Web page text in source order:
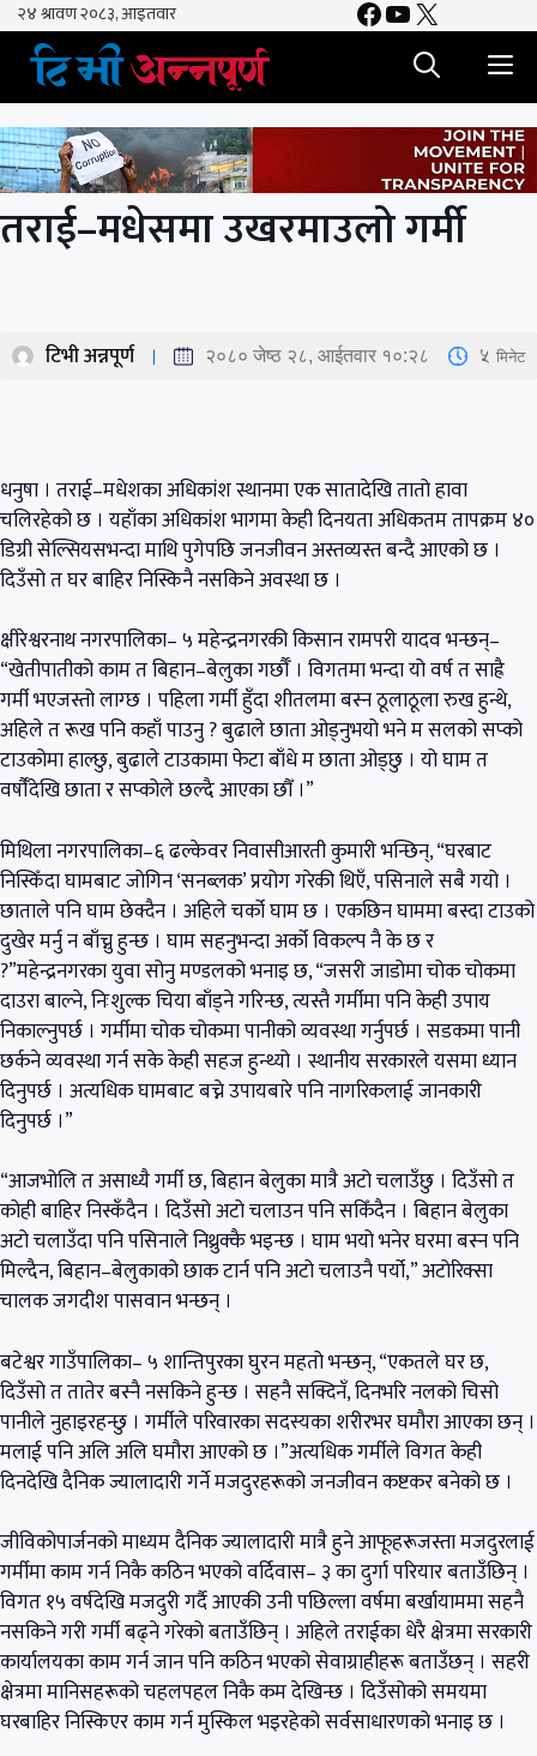
Skip
content
Facebook
YouTube
X
तराई–मधेसमा उखरमाउलो गर्मी
टिभी अन्नपूर्ण २०८० जेष्ठ २८, आईतवार १०:२८ 5 मिनेट
धनुषा । तराई–मधेशका अधिकांश स्थानमा एक सातादेखि तातो हावा
चलिरहेको छ । यहाँका अधिकांश भागमा केही दिनयता अधिकतम तापक्रम ४०
डिग्री सेल्सियसभन्दा माथि पुगेपछि जनजीवन अस्तव्यस्त बन्दै आएको छ ।
दिउँसो त घर बाहिर निस्किनै नसकिने अवस्था छ ।
क्षीरेश्वरनाथ नगरपालिका– ५ महेन्द्रनगरकी किसान रामपरी यादव भन्छन्–
“खेतीपातीको काम त बिहान–बेलुका गर्छौँ । विगतमा भन्दा यो वर्ष त साह्रै
गर्मी भएजस्तो लाग्छ । पहिला गर्मी हुँदा शीतलमा बस्न ठूलाठूला रुख हुन्थे,
अहिले त रूख पनि कहाँ पाउनु ? बुढाले छाता ओड्नुभयो भने म सलको सप्को
टाउकोमा हाल्छु, बुढाले टाउकामा फेटा बाँधे म छाता ओड्छु । यो घाम त
वर्षौँंदेखि छाता र सप्कोले छल्दै आएका छौँ ।”
मिथिला नगरपालिका–६ ढल्केवर निवासीआरती कुमारी भन्छिन्, “घरबाट
निस्किँदा घामबाट जोगिन ‘सनब्लक’ प्रयोग गरेकी थिएँ, पसिनाले सबै गयो ।
छाताले पनि घाम छेक्दैन । अहिले चर्को घाम छ । एकछिन घाममा बस्दा टाउको
दुखेर मर्नु न बाँच्नु हुन्छ । घाम सहनुभन्दा अर्को विकल्प नै के छ र
?”महेन्द्रनगरका युवा सोनु मण्डलको भनाइ छ, “जसरी जाडोमा चोक चोकमा
दाउरा बाल्ने, निःशुल्क चिया बाँड्ने गरिन्छ, त्यस्तै गर्मीमा पनि केही उपाय
निकाल्नुपर्छ । गर्मीमा चोक चोकमा पानीको व्यवस्था गर्नुपर्छ । सडकमा पानी
छर्कने व्यवस्था गर्न सके केही सहज हुन्थ्यो । स्थानीय सरकारले यसमा ध्यान
दिनुपर्छ । अत्यधिक घामबाट बच्ने उपायबारे पनि नागरिकलाई जानकारी
दिनुपर्छ ।”
“आजभोलि त असाध्यै गर्मी छ, बिहान बेलुका मात्रै अटो चलाउँछु । दिउँसो त
कोही बाहिर निस्कँदैन । दिउँसो अटो चलाउन पनि सकिँदैन । बिहान बेलुका
अटो चलाउँदा पनि पसिनाले निथ्रुक्कै भइन्छ । घाम भयो भनेर घरमा बस्न पनि
मिल्दैन, बिहान–बेलुकाको छाक टार्न पनि अटो चलाउनै पर्यो,” अटोरिक्सा
चालक जगदीश पासवान भन्छन् ।
बटेश्वर गाउँपालिका– ५ शान्तिपुरका घुरन महतो भन्छन्, “एकतले घर छ,
दिउँसो त तातेर बस्नै नसकिने हुन्छ । सहनै सक्दिनँ, दिनभरि नलको चिसो
पानीले नुहाइरहन्छु । गर्मीले परिवारका सदस्यका शरीरभर घमौरा आएका छन् ।
मलाई पनि अलि अलि घमौरा आएको छ ।”अत्यधिक गर्मीले विगत केही
दिनदेखि दैनिक ज्यालादारी गर्ने मजदुरहरूको जनजीवन कष्टकर बनेको छ ।
जीविकोपार्जनको माध्यम दैनिक ज्यालादारी मात्रै हुने आफूहरूजस्ता मजदुरलाई
गर्मीमा काम गर्न निकै कठिन भएको वर्दिवास– ३ का दुर्गा परियार बताउँछिन् ।
विगत १५ वर्षदेखि मजदुरी गर्दै आएकी उनी पछिल्ला वर्षमा बर्खायाममा सहनै
नसकिने गरी गर्मी बढ्ने गरेको बताउँछिन् । अहिले तराईका धेरै क्षेत्रमा सरकारी
कार्यालयका काम गर्न जान पनि कठिन भएको सेवाग्राहीहरू बताउँछन् । सहरी
क्षेत्रमा मानिसहरूको चहलपहल निकै कम देखिन्छ । दिउँसोको समयमा
घरबाहिर निस्किएर काम गर्न मुस्किल भइरहेको सर्वसाधारणको भनाइ छ ।